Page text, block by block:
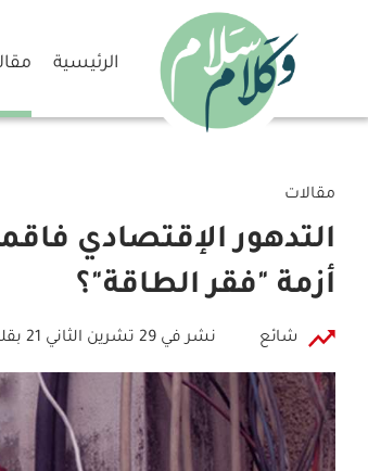
الرئيسية
مقالات
التدهور الإقتصادي
أزمة "فقر الطاقة"؟
شائع نشر في 29 تشرين الثاني 21